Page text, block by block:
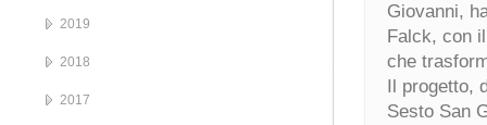
Giovanni,
Falck, con
che
Il progetto,
Sesto San
2019
2018
2017